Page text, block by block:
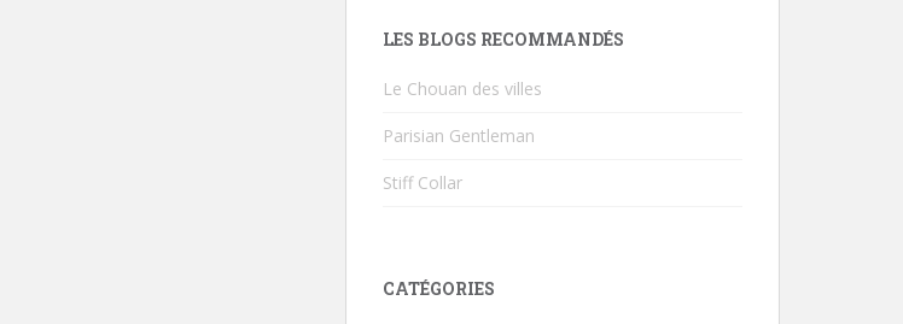
LES BLOGS RECOMMANDÉS
Le Chouan des villes
Parisian Gentleman
Stiff Collar
CATÉGORIES